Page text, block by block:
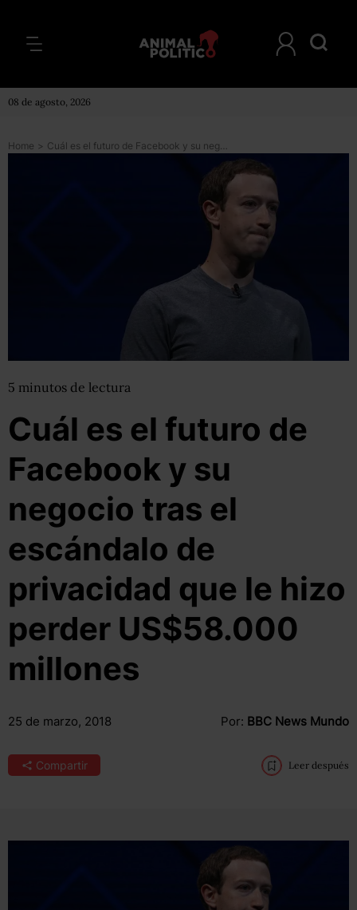
08 de agosto, 2026
Home > Cuál es el futuro de Facebook y su negocio tras el escándalo de privacidad que le hizo perder US$58.000 millones
5 minutos de lectura
Cuál es el futuro de
Facebook y su
negocio tras el
escándalo de
privacidad que le hizo
perder US$58.000
millones
25 de marzo, 2018 Por: BBC News Mundo
Compartir Leer después